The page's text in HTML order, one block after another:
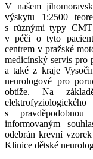
V našem
výskytu 1:2500
s různými typy CMT
v péči o tyto
centrem v pražské
medicínský servis pro
a také z kraje
neurologové pro
obtíže. Na
s
informovaným
odebrán krevní
Klinice dětské